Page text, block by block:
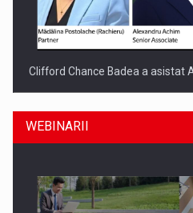
Clifford Chance Badea a asistat
WEBINARII